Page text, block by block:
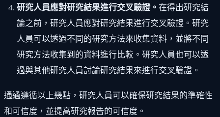
研究人員應對研究結果進行交叉驗證。 在得出研究結
論之前，研究人員應對研究結果進行交叉驗證。研究
人員可以透過不同的研究方法來收集資料，並將不同
研究方法收集到的資料進行比較。研究人員也可以透
過與其他研究人員討論研究結果來進行交叉驗證。
通過遵循以上幾點，研究人員可以確保研究結果的準確性
和可信度，並提高研究報告的可信度。